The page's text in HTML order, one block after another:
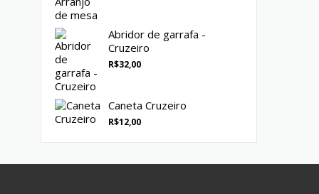
Abridor de garrafa -
Cruzeiro
R$32,00
Caneta Cruzeiro
R$12,00